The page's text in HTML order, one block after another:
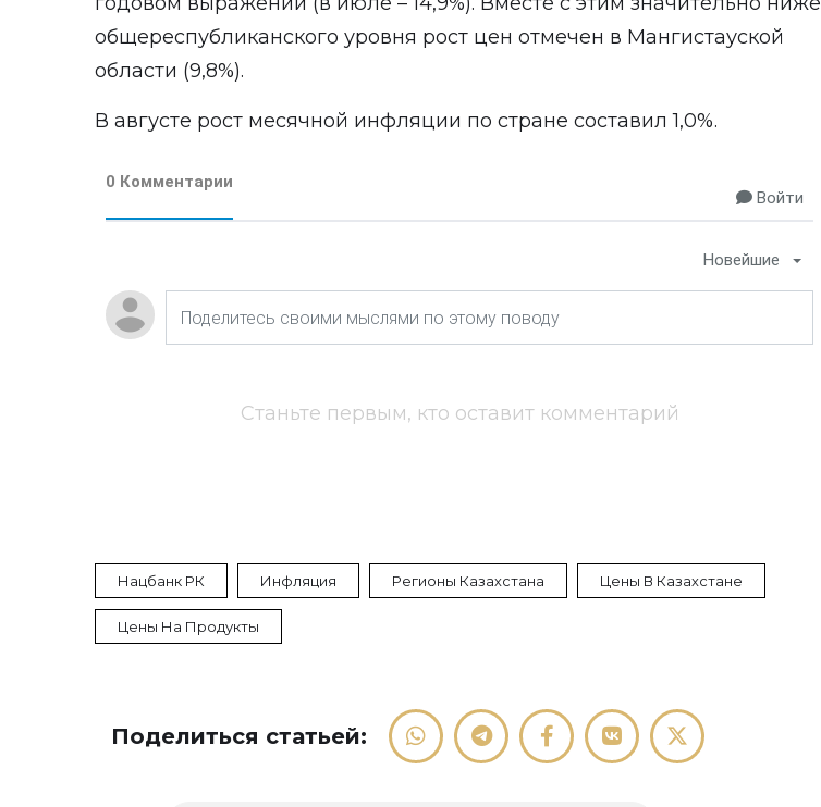
общереспубликанского уровня рост цен отмечен в Мангистауской
области (9,8%).
В августе рост месячной инфляции по стране составил 1,0%.
0 Комментарии
Войти
Новейшие
Станьте первым, кто оставит комментарий
Нацбанк РК Инфляция Регионы Казахстана Цены В Казахстане
Цены На Продукты
Поделиться статьей: